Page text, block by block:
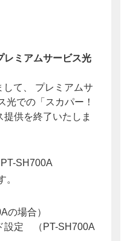
レミアムサービス光
て、 プレミアムサ
光での「スカパー！
供を終了いたしま
SH700A
。
の場合）